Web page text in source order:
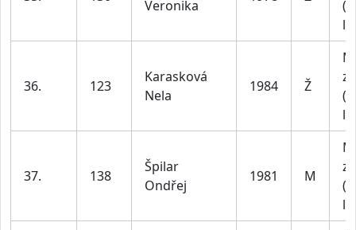
Veronika
36. 123
Karasková
Nela
1984 Ž
37. 138
Špilar
Ondřej
1981 M